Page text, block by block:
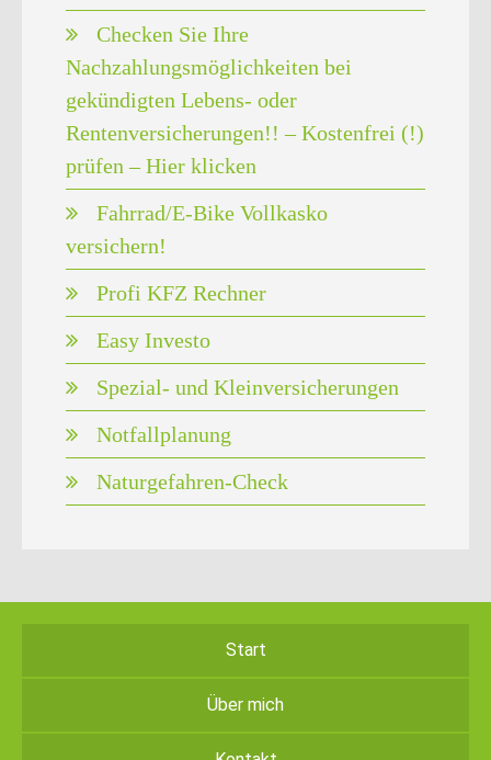
Checken Sie Ihre
Nachzahlungsmöglichkeiten bei
gekündigten Lebens- oder
Rentenversicherungen!! – Kostenfrei (!)
prüfen – Hier klicken
Fahrrad/E-Bike Vollkasko
versichern!
Profi KFZ Rechner
Easy Investo
Spezial- und Kleinversicherungen
Notfallplanung
Naturgefahren-Check
Start
Über mich